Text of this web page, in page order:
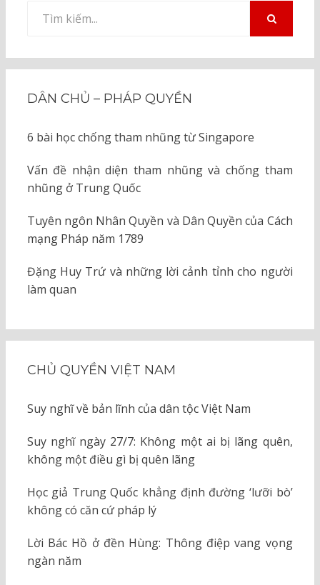
kiếm
DÂN CHỦ – PHÁP QUYỀN
6 bài học chống tham nhũng từ Singapore
Vấn đề nhận diện tham nhũng và chống tham
nhũng ở Trung Quốc
Tuyên ngôn Nhân Quyền và Dân Quyền của Cách
mạng Pháp năm 1789
Đặng Huy Trứ và những lời cảnh tỉnh cho người
làm quan
CHỦ QUYỀN VIỆT NAM
Suy nghĩ về bản lĩnh của dân tộc Việt Nam
Suy nghĩ ngày 27/7: Không một ai bị lãng quên,
không một điều gì bị quên lãng
Học giả Trung Quốc khẳng định đường ‘lưỡi bò’
không có căn cứ pháp lý
Lời Bác Hồ ở đền Hùng: Thông điệp vang vọng
ngàn năm